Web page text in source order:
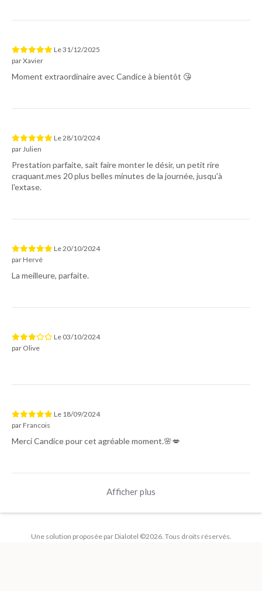
Le31/12/2025
parXavier
Moment extraordinaire avec Candice à bientôt 😘
Le28/10/2024
parJulien
Prestation parfaite, sait faire monter le désir, un petit rire
craquant.mes 20 plus belles minutes de la journée, jusqu'à
l'extase.
Le20/10/2024
par Hervé
La meilleure, parfaite.
Le 03/10/2024
par Olive
Le 18/09/2024
par Francois
Merci Candice pour cet agréable moment.🌸💋
Afficher plus
Une solution proposée par Dialotel ©2026. Tous droits réservés.